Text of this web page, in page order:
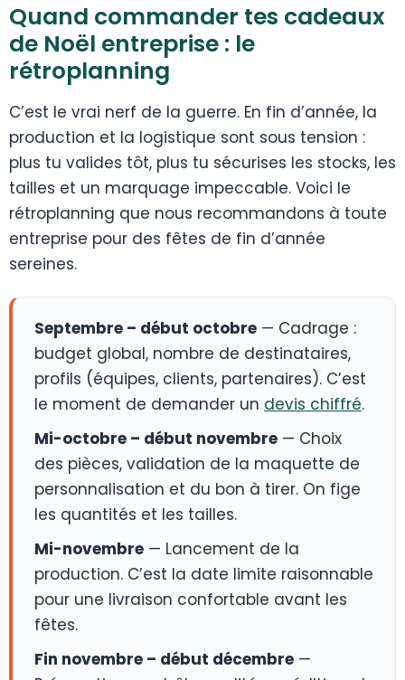
Quand commander tes cadeaux
de Noël entreprise : le
rétroplanning
C’est le vrai nerf de la guerre. En fin d’année, la
production et la logistique sont sous tension :
plus tu valides tôt, plus tu sécurises les stocks, les
tailles et un marquage impeccable. Voici le
rétroplanning que nous recommandons à toute
entreprise pour des fêtes de fin d’année
sereines.
Septembre – début octobre — Cadrage :
budget global, nombre de destinataires,
profils (équipes, clients, partenaires). C’est
le moment de demander un devis chiffré.
Mi-octobre – début novembre — Choix
des pièces, validation de la maquette de
personnalisation et du bon à tirer. On fige
les quantités et les tailles.
Mi-novembre — Lancement de la
production. C’est la date limite raisonnable
pour une livraison confortable avant les
fêtes.
Fin novembre – début décembre —